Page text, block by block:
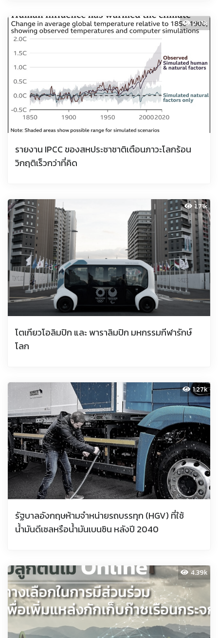
2.17k
รายงาน IPCC ของสหประชาชาติเตือนภาวะโลกร้อน
วิกฤติเร็วกว่าที่คิด
1.71k
โตเกียวโอลิมปิก และ พาราลิมปิก มหกรรมกีฬารักษ์
โลก
1.27k
รัฐบาลอังกฤษห้ามจำหน่ายรถบรรทุก (HGV) ที่ใช้
น้ำมันดีเซลหรือน้ำมันเบนซิน หลังปี 2040
4.39k